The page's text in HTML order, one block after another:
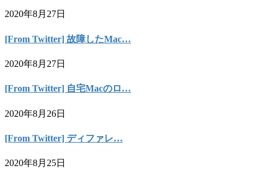
2020年8月27日
[From Twitter] 故障したMac…
2020年8月27日
[From Twitter] 自宅Macのロ…
2020年8月26日
[From Twitter] ディファレ…
2020年8月25日